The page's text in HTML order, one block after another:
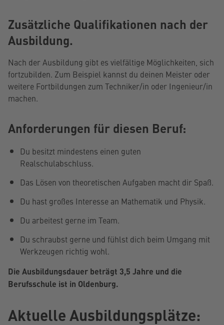
Zusätzliche Qualifikationen nach der
Ausbildung.
Nach der Ausbildung gibt es vielfältige Möglichkeiten, sich
fortzubilden. Zum Beispiel kannst du deinen Meister oder
weitere Fortbildungen zum Techniker/in oder Ingenieur/in
machen.
Anforderungen für diesen Beruf:
Du besitzt mindestens einen guten
Realschulabschluss.
Das Lösen von theoretischen Aufgaben macht dir Spaß.
Du hast großes Interesse an Mathematik und Physik.
Du arbeitest gerne im Team.
Du schraubst gerne und fühlst dich beim Umgang mit
Werkzeugen richtig wohl.
Die Ausbildungsdauer beträgt 3,5 Jahre und die
Berufsschule ist in Oldenburg.
Aktuelle Ausbildungsplätze: